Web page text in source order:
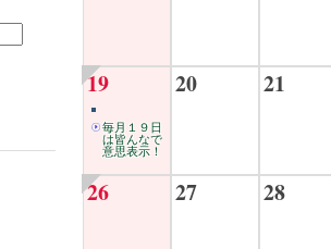
19
毎月１９日
は皆んなで
意思表示！
20 21
26 27 28